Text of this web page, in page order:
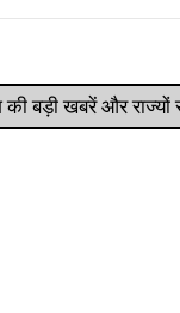
की बड़ी खबरें और